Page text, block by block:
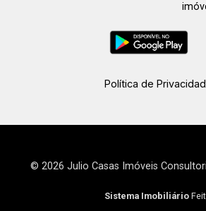
Política de
© 2026 Julio Casas Imóveis
Sistema Imobiliário